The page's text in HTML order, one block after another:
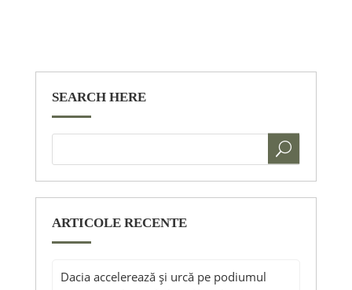
SEARCH HERE
ARTICOLE RECENTE
Dacia accelerează și urcă pe podiumul